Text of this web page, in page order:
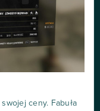
ceny. Fabuła